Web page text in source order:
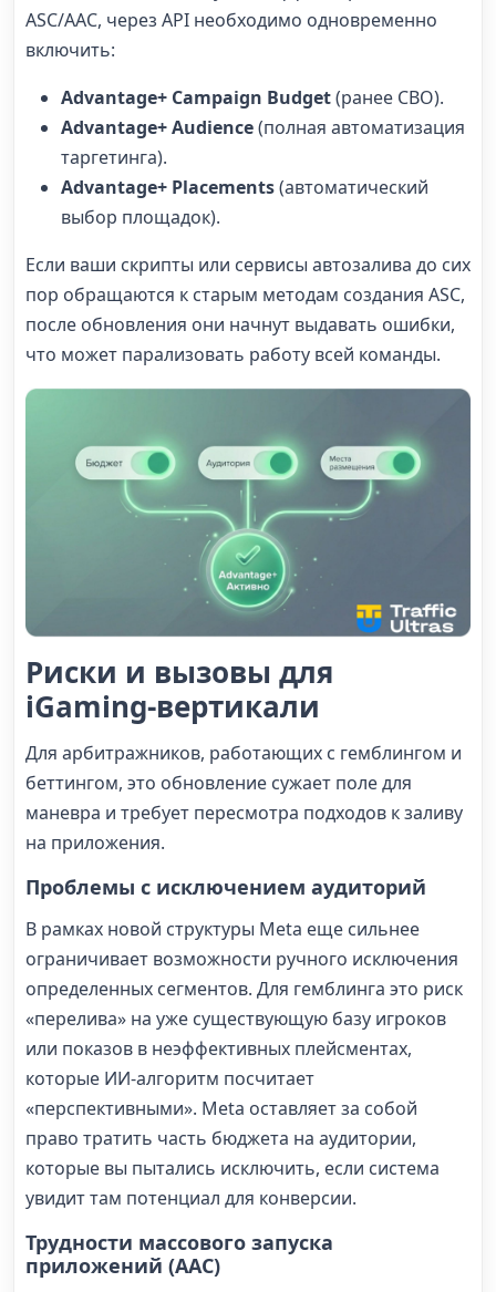
ASC/AAC, через API необходимо одновременно
включить:
Advantage+ Campaign Budget(ранее CBO).
Advantage+ Audience(полная автоматизация
таргетинга).
Advantage+ Placements(автоматический
выбор площадок).
Если ваши скрипты или сервисы автозалива до сих
пор обращаются к старым методам создания ASC,
после обновления они начнут выдавать ошибки,
что может парализовать работу всей команды.
Риски и вызовы для
iGaming-вертикали
Для арбитражников, работающих с гемблингом и
беттингом, это обновление сужает поле для
маневра и требует пересмотра подходов к заливу
на приложения.
Проблемы с исключением аудиторий
В рамках новой структуры Meta еще сильнее
ограничивает возможности ручного исключения
определенных сегментов. Для гемблинга это риск
«перелива» на уже существующую базу игроков
или показов в неэффективных плейсментах,
которые ИИ-алгоритм посчитает
«перспективными». Meta оставляет за собой
право тратить часть бюджета на аудитории,
которые вы пытались исключить, если система
увидит там потенциал для конверсии.
Трудности массового запуска
приложений (AAC)